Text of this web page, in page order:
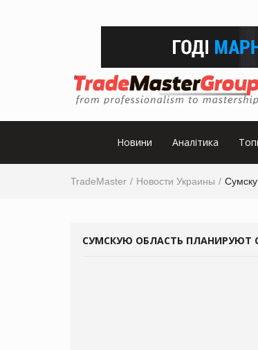
Новини Аналітика
TradeMaster Новости Украины
СУМСКУЮ ОБЛАСТЬ